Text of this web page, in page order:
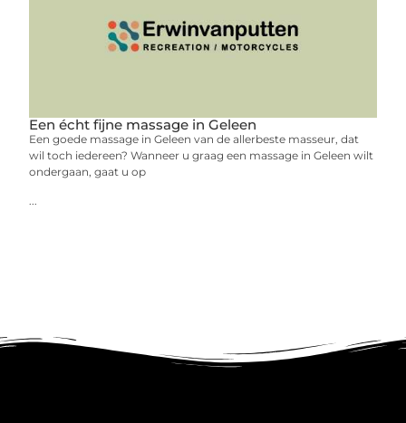
Een écht fijne massage in Geleen
Een goede massage in Geleen van de allerbeste masseur, dat
wil toch iedereen? Wanneer u graag een massage in Geleen wilt
ondergaan, gaat u op
...